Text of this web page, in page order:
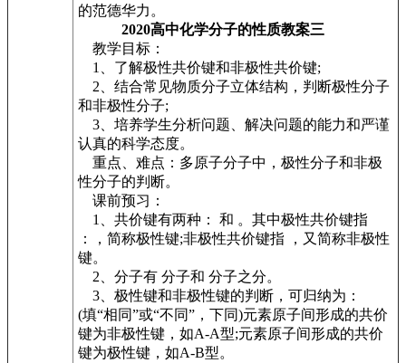
的范德华力。
2020高中化学分子的性质教案三
教学目标：
1、了解极性共价键和非极性共价键;
2、结合常见物质分子立体结构，判断极性分子
和非极性分子;
3、培养学生分析问题、解决问题的能力和严谨
认真的科学态度。
重点、难点：多原子分子中，极性分子和非极
性分子的判断。
课前预习：
1、共价键有两种： 和 。其中极性共价键指
：，简称极性键;非极性共价键指 ，又简称非极性
键。
2、分子有 分子和 分子之分。
3、极性键和非极性键的判断，可归纳为：
(填“相同”或“不同”，下同)元素原子间形成的共价
键为非极性键，如A-A型;元素原子间形成的共价
键为极性键，如A-B型。